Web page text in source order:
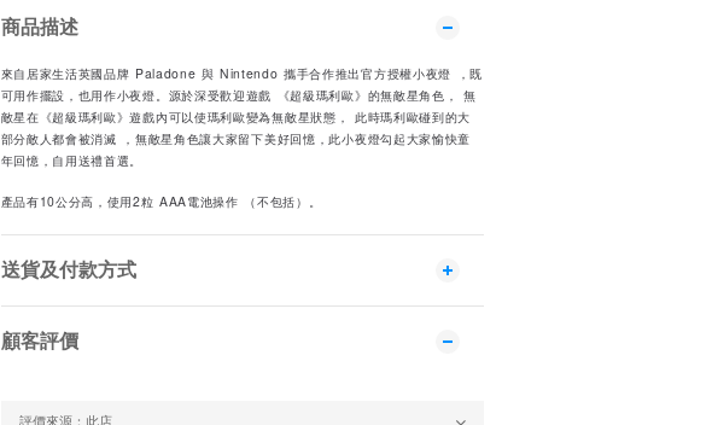
商品描述
來自居家生活英國品牌 Paladone 與 Nintendo 攜手合作推出官方授權小夜燈 ，既
可用作擺設，也用作小夜燈。源於深受歡迎遊戲 《超級瑪利歐》的無敵星角色， 無
敵星在《超級瑪利歐》遊戲內可以使瑪利歐變為無敵星狀態， 此時瑪利歐碰到的大
部分敵人都會被消滅 ，無敵星角色讓大家留下美好回憶，此小夜燈勾起大家愉快童
年回憶，自用送禮首選。
產品有10公分高，使用2粒 AAA電池操作 （不包括）。
送貨及付款方式
顧客評價